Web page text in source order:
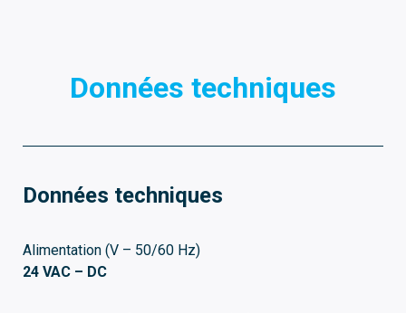
Données techniques
Données techniques
Alimentation (V – 50/60 Hz)
24 VAC – DC